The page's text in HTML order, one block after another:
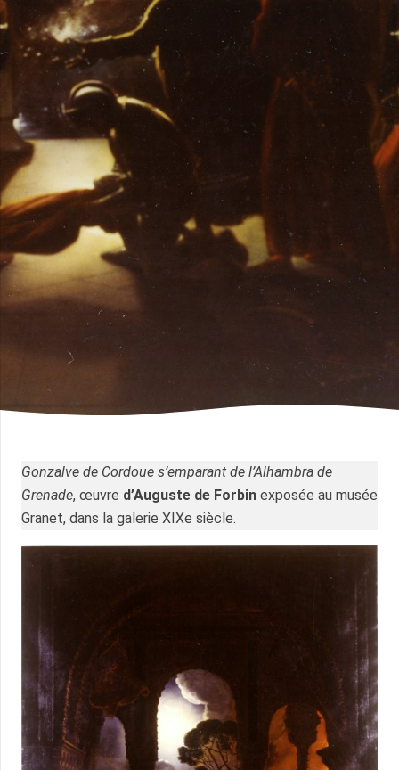
Gonzalve de Cordoue s’emparant de l’Alhambra de
Grenade, œuvre d’Auguste de Forbin exposée au musée
Granet, dans la galerie XIXe siècle.